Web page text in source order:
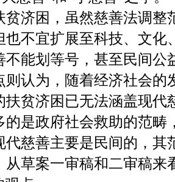
贫济困，虽然慈善法调整
也不宜扩展至科技、文化
不能划等号，甚至民间公
则认为，随着经济社会的
扶贫济困已无法涵盖现代
的是政府社会救助的范畴
代慈善主要是民间的，其
从草案一审稿和二审稿来